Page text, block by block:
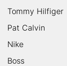
Tommy Hilfiger
Pat Calvin
Nike
Boss